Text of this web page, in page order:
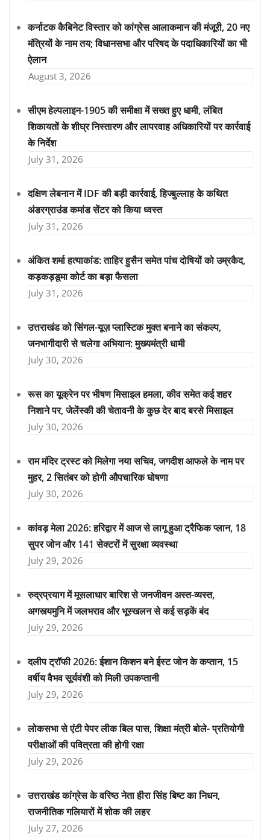
कर्नाटक कैबिनेट विस्तार को कांग्रेस आलाकमान की मंजूरी, 20 नए
मंत्रियों के नाम तय; विधानसभा और परिषद के पदाधिकारियों का भी
ऐलान
August 3, 2026
सीएम हेल्पलाइन-1905 की समीक्षा में सख्त हुए धामी, लंबित
शिकायतों के शीघ्र निस्तारण और लापरवाह अधिकारियों पर कार्रवाई
के निर्देश
July 31, 2026
दक्षिण लेबनान में IDF की बड़ी कार्रवाई, हिज्बुल्लाह के कथित
अंडरग्राउंड कमांड सेंटर को किया ध्वस्त
July 31, 2026
अंकित शर्मा हत्याकांड: ताहिर हुसैन समेत पांच दोषियों को उम्रकैद,
कड़कड़डूमा कोर्ट का बड़ा फैसला
July 31, 2026
उत्तराखंड को सिंगल-यूज़ प्लास्टिक मुक्त बनाने का संकल्प,
जनभागीदारी से चलेगा अभियान: मुख्यमंत्री धामी
July 30, 2026
रूस का यूक्रेन पर भीषण मिसाइल हमला, कीव समेत कई शहर
निशाने पर, जेलेंस्की की चेतावनी के कुछ देर बाद बरसे मिसाइल
July 30, 2026
राम मंदिर ट्रस्ट को मिलेगा नया सचिव, जगदीश आफले के नाम पर
मुहर, 2 सितंबर को होगी औपचारिक घोषणा
July 30, 2026
कांवड़ मेला 2026: हरिद्वार में आज से लागू हुआ ट्रैफिक प्लान, 18
सुपर जोन और 141 सेक्टरों में सुरक्षा व्यवस्था
July 29, 2026
रुद्रप्रयाग में मूसलाधार बारिश से जनजीवन अस्त-व्यस्त,
अगस्त्यमुनि में जलभराव और भूस्खलन से कई सड़कें बंद
July 29, 2026
दलीप ट्रॉफी 2026: ईशान किशन बने ईस्ट जोन के कप्तान, 15
वर्षीय वैभव सूर्यवंशी को मिली उपकप्तानी
July 29, 2026
लोकसभा से एंटी पेपर लीक बिल पास, शिक्षा मंत्री बोले- प्रतियोगी
परीक्षाओं की पवित्रता की होगी रक्षा
July 29, 2026
उत्तराखंड कांग्रेस के वरिष्ठ नेता हीरा सिंह बिष्ट का निधन,
राजनीतिक गलियारों में शोक की लहर
July 27, 2026